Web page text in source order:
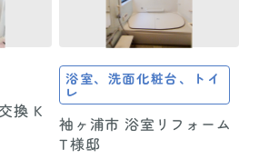
換 K
浴室、洗面化粧台、トイ
レ
袖ヶ浦市 浴室リフォーム
T様邸